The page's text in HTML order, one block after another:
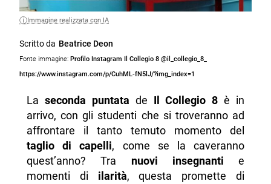
Immagine realizzata con IA
Scritto da Beatrice Deon
Fonte immagine: Profilo Instagram Il Collegio 8 @il_collegio_8_
https://www.instagram.com/p/CuhML-fN5lJ/?img_index=1
La seconda puntata de Il Collegio 8 è in
arrivo, con gli studenti che si troveranno ad
affrontare il tanto temuto momento del
taglio di capelli, come se la caveranno
quest’anno? Tra nuovi insegnanti e
momenti di ilarità, questa promette di